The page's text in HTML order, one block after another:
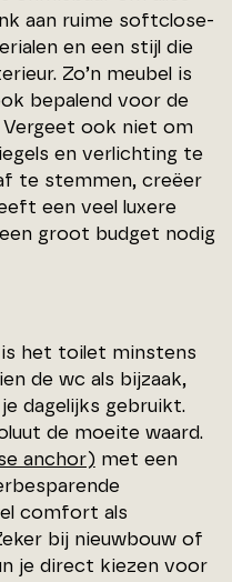
aan ruime softclose-
en een stijl die
Zo’n meubel is
bepalend voor de
Vergeet ook niet om
en verlichting te
te stemmen, creëer
een veel luxere
groot budget nodig
is het toilet minstens
de wc als bijzaak,
dagelijks gebruikt.
de moeite waard.
anchor) met een
comfort als
bij nieuwbouw of
je direct kiezen voor